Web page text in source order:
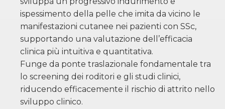
ispessimento della pelle che imita da vicino le
manifestazioni cutanee nei pazienti con SSc,
supportando una valutazione dell’efficacia
clinica più intuitiva e quantitativa.
Funge da ponte traslazionale fondamentale tra
lo screening dei roditori e gli studi clinici,
riducendo efficacemente il rischio di attrito nello
sviluppo clinico.